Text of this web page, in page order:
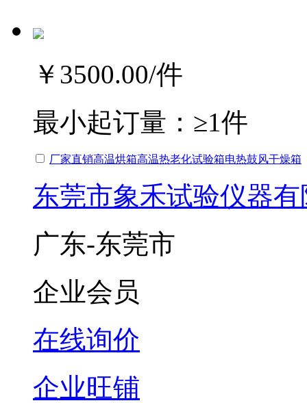
￥3500.00/件
最小起订量： ≥1件
厂家直销高温烘箱高温热老化试验箱电热鼓风干燥箱
东莞市象禾试验仪器
广东-东莞市
企业会员
在线询价
企业旺铺